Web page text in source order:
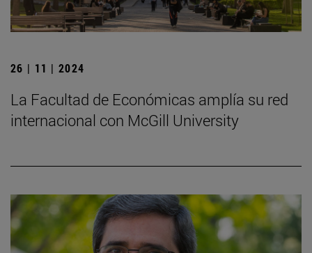
26 | 11 | 2024
La Facultad de Económicas amplía su red
internacional con McGill University